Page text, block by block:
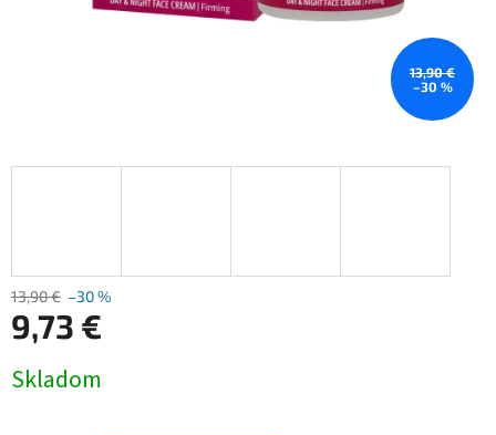
13,90 €
–30 %
13,90 € –30 %
9,73 €
cena:
Skladom